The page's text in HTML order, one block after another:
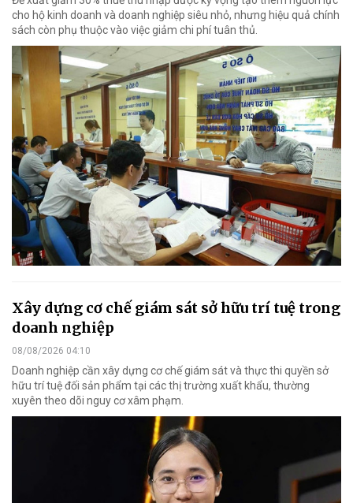
cho hộ kinh doanh và doanh nghiệp siêu nhỏ, nhưng hiệu quả chính
sách còn phụ thuộc vào việc giảm chi phí tuân thủ.
Xây dựng cơ chế giám sát sở hữu trí tuệ trong
doanh nghiệp
08/08/2026 04:10
Doanh nghiệp cần xây dựng cơ chế giám sát và thực thi quyền sở
hữu trí tuệ đối sản phẩm tại các thị trường xuất khẩu, thường
xuyên theo dõi nguy cơ xâm phạm.